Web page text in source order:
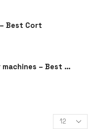
Best Cort
Fluide de coupe pour machines – Best Cool